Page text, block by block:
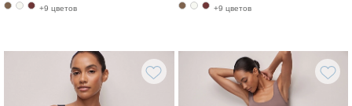
+9 цветов
+9 цветов